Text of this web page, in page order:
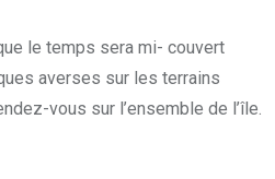
le temps sera mi- couvert
averses sur les terrains
vous sur l’ensemble de l’île.